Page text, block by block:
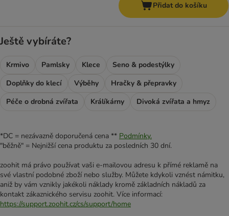
Přidat do košíku
Ještě vybíráte?
Krmivo Pamlsky Klece
Seno & podestýlky
Doplňky do klecí
Výběhy
Hračky & přepravky
Péče o drobná zvířata
Králíkárny Divoká zvířata a hmyz
*DC = nezávazně doporučená cena ** Podmínky.
"běžně" = Nejnižší cena produktu za posledních 30 dní.
zoohit má právo používat vaši e-mailovou adresu k přímé reklamě na
své vlastní podobné zboží nebo služby. Můžete kdykoli vznést námitku,
aniž by vám vznikly jakékoli náklady kromě základních nákladů za
kontakt zákaznického servisu zoohit. Více informací:
https://support.zoohit.cz/cs/support/home